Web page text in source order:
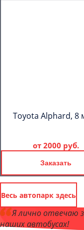
Toyota Alphard, 8
от 2000 руб.
Заказать
Весь автопарк здесь
Я лично отвечаю
наших автобусах!